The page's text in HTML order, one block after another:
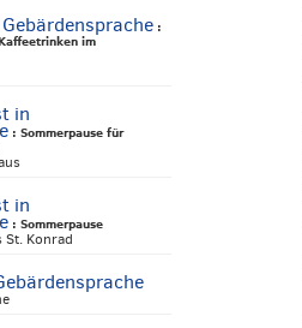
:
im
in
: Sommerpause für
in
: Sommerpause
St. Konrad